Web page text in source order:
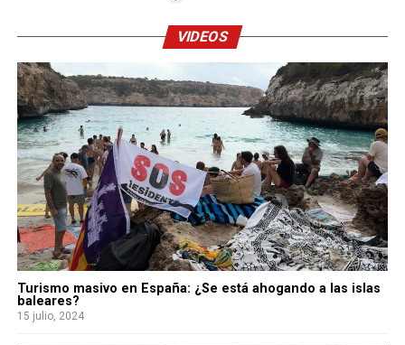
VIDEOS
Turismo masivo en España: ¿Se está ahogando a las islas
baleares?
15 julio, 2024